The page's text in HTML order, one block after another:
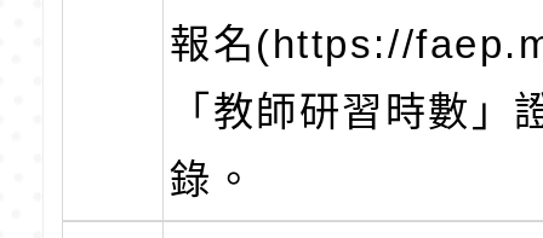
報名(https://
「教師研習時數
錄。